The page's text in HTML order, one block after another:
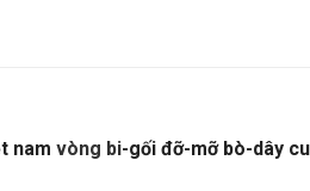
nam vòng bi-gối đỡ-mỡ bò-dây